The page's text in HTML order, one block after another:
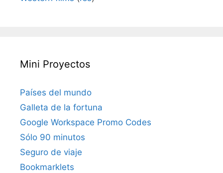
Mini Proyectos
Países del mundo
Galleta de la fortuna
Google Workspace Promo Codes
Sólo 90 minutos
Seguro de viaje
Bookmarklets